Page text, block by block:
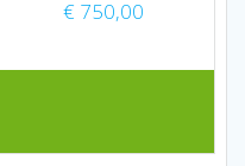
€ 750,00